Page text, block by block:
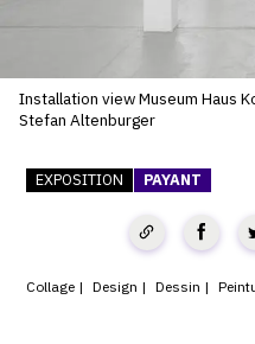
CRÉER SON
ABONNEMENTS
CRÉER
CRÉER SON
Installation view Museum Haus
Stefan Altenburger
EXPOSITION PAYANT
Collage Design Dessin